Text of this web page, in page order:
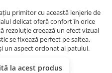
primitor cu această lenjerie de
delicat oferă confort în orice
rezoluție creează un efect vizual
se fixează perfect pe saltea,
un aspect ordonat al patului.
la acest produs